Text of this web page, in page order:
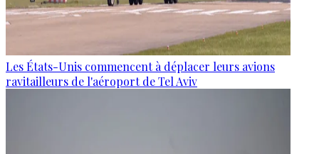
Les États-Unis commencent à déplacer leurs avions
ravitailleurs de l'aéroport de Tel Aviv